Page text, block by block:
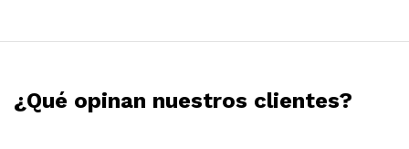
¿Qué opinan nuestros clientes?